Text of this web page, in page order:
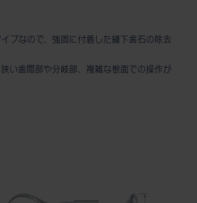
プなので、強固に付着した縁下歯石の除去
い歯間部や分岐部、複雑な根面での操作が